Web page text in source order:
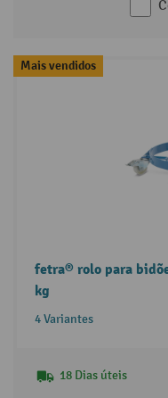
Mais vendidos
fetra® rolo para
kg
4 Variantes
18 Dias úteis